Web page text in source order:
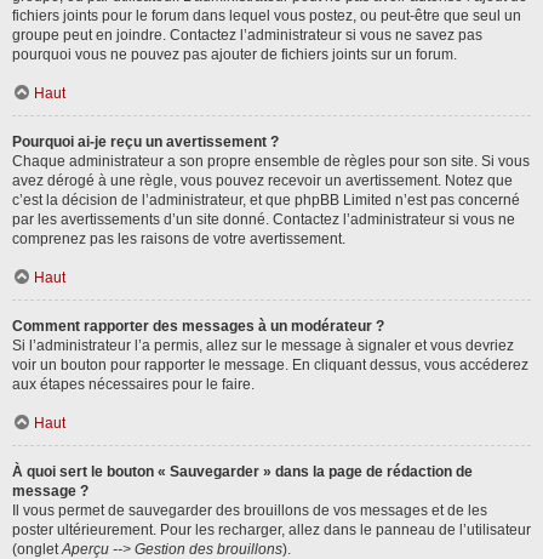
fichiers joints pour le forum dans lequel vous postez, ou peut-être que seul un
groupe peut en joindre. Contactez l’administrateur si vous ne savez pas
pourquoi vous ne pouvez pas ajouter de fichiers joints sur un forum.
Haut
Pourquoi ai-je reçu un avertissement ?
Chaque administrateur a son propre ensemble de règles pour son site. Si vous
avez dérogé à une règle, vous pouvez recevoir un avertissement. Notez que
c’est la décision de l’administrateur, et que phpBB Limited n’est pas concerné
par les avertissements d’un site donné. Contactez l’administrateur si vous ne
comprenez pas les raisons de votre avertissement.
Haut
Comment rapporter des messages à un modérateur ?
Si l’administrateur l’a permis, allez sur le message à signaler et vous devriez
voir un bouton pour rapporter le message. En cliquant dessus, vous accéderez
aux étapes nécessaires pour le faire.
Haut
À quoi sert le bouton « Sauvegarder » dans la page de rédaction de
message ?
Il vous permet de sauvegarder des brouillons de vos messages et de les
poster ultérieurement. Pour les recharger, allez dans le panneau de l’utilisateur
(ongletAperçu --> Gestion des brouillons).